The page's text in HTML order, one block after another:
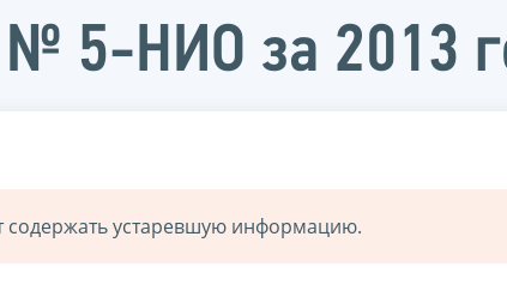
№ 5-НИО за 2013
содержать устаревшую информацию.